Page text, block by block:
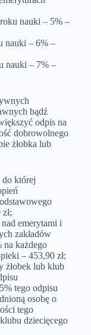
nauki – 5% –
nauki – 6% –
nauki – 7% –
bądź
odpis na
dobrowolnego
żłobka lub
do której
emerytami i
zakładów
na każdego
– 453,90 zł;
żłobek lub klub
tego odpisu
osobę o
tego
dziecięcego